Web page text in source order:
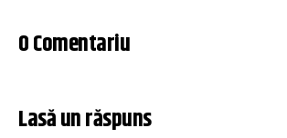
0 Comentariu
Lasă un răspuns